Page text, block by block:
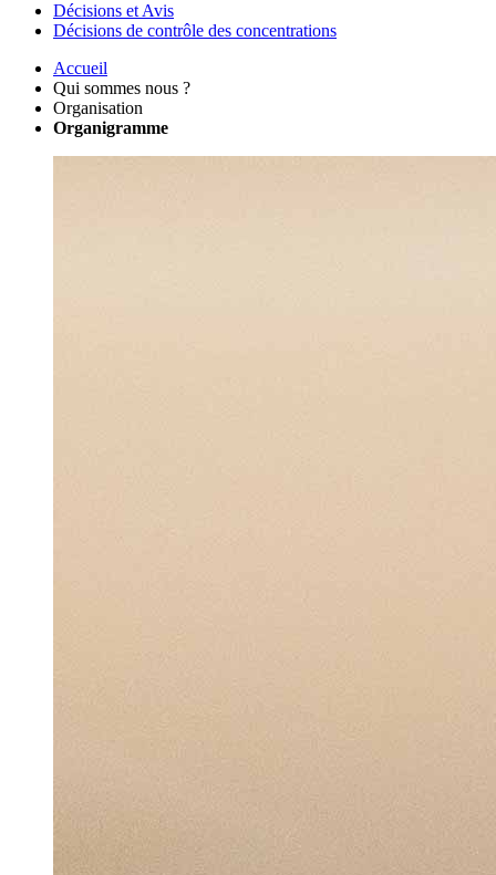
Décisions et Avis
Décisions de contrôle des concentrations
Accueil
Qui sommes nous ?
Organisation
Organigramme